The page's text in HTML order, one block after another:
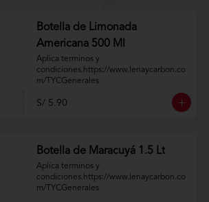
Botella de Limonada
Americana 500 Ml
Aplica terminos y
condiciones.https://www.lenaycarbon.co
m/TYCGenerales
S/ 5.90
Botella de Maracuyá 1.5 Lt
Aplica terminos y
condiciones.https://www.lenaycarbon.co
m/TYCGenerales